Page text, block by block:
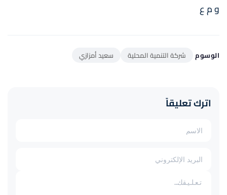
و م ع
الوسوم شركة التنمية المحلية سعيد أمزازي
اترك تعليقاً